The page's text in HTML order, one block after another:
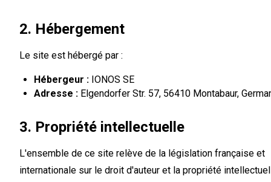
2. Hébergement
Le site est hébergé par :
Hébergeur : IONOS SE
Adresse : Elgendorfer Str. 57, 56410 Montabaur,
3. Propriété intellectuelle
L'ensemble de ce site relève de la législation française et
internationale sur le droit d'auteur et la propriété